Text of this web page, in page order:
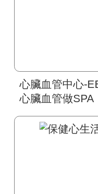
心臟血管中心-
心臟血管做SPA